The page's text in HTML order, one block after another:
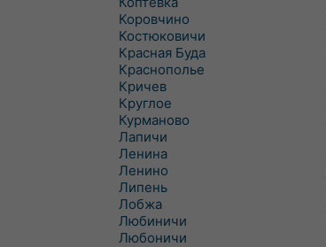
Коровчино
Костюковичи
Красная Буда
Краснополье
Кричев
Круглое
Курманово
Лапичи
Ленина
Ленино
Липень
Лобжа
Любиничи
Любоничи